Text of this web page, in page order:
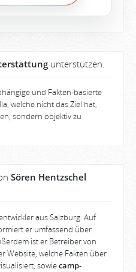
unterstützen.
und Fakten-basierte
welche nicht das Ziel hat,
sondern objektiv zu
Sören Hentzschel
aus Salzburg. Auf
er umfassend über
ist er Betreiber von
Website, welche Fakten über
sowiecamp-